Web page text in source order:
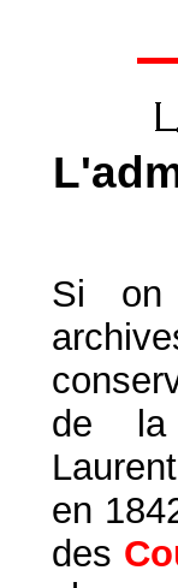
Si
de la
en
des